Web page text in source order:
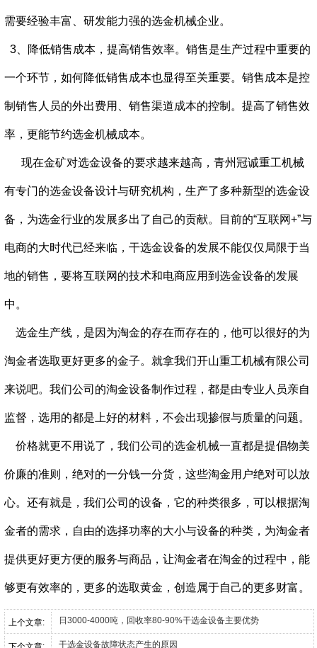
需要经验丰富、研发能力强的选金机械企业。
3、降低销售成本，提高销售效率。销售是生产过程中重要的
一个环节，如何降低销售成本也显得至关重要。销售成本是控
制销售人员的外出费用、销售渠道成本的控制。提高了销售效
率，更能节约选金机械成本。
现在金矿对选金设备的要求越来越高，青州冠诚重工机械
有专门的选金设备设计与研究机构，生产了多种新型的选金设
备，为选金行业的发展多出了自己的贡献。目前的“互联网+”与
电商的大时代已经来临，干选金设备的发展不能仅仅局限于当
地的销售，要将互联网的技术和电商应用到选金设备的发展
中。
选金生产线，是因为淘金的存在而存在的，他可以很好的为
淘金者选取更好更多的金子。就拿我们开山重工机械有限公司
来说吧。我们公司的淘金设备制作过程，都是由专业人员亲自
监督，选用的都是上好的材料，不会出现掺假与质量的问题。
价格就更不用说了，我们公司的选金机械一直都是提倡物美
价廉的准则，绝对的一分钱一分货，这些淘金用户绝对可以放
心。还有就是，我们公司的设备，它的种类很多，可以根据淘
金者的需求，自由的选择功率的大小与设备的种类，为淘金者
提供更好更方便的服务与商品，让淘金者在淘金的过程中，能
够更有效率的，更多的选取黄金，创造属于自己的更多财富。
上个文章: 日3000-4000吨，回收率80-90%干选金设备主要优势
干选金设备故障状态产生的原因